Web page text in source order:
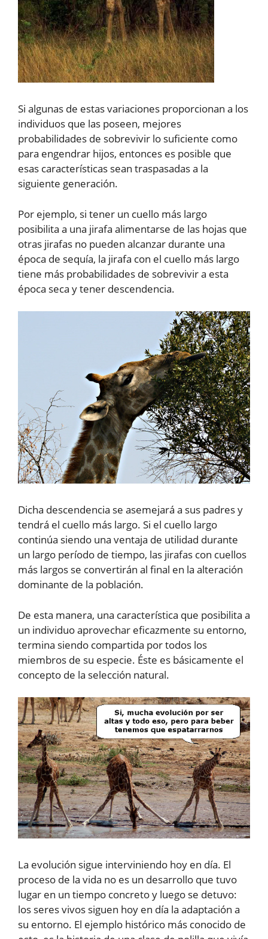
Si algunas de estas variaciones proporcionan a los
individuos que las poseen, mejores
probabilidades de sobrevivir lo suficiente como
para engendrar hijos, entonces es posible que
esas características sean traspasadas a la
siguiente generación.
Por ejemplo, si tener un cuello más largo
posibilita a una jirafa alimentarse de las hojas que
otras jirafas no pueden alcanzar durante una
época de sequía, la jirafa con el cuello más largo
tiene más probabilidades de sobrevivir a esta
época seca y tener descendencia.
Dicha descendencia se asemejará a sus padres y
tendrá el cuello más largo. Si el cuello largo
continúa siendo una ventaja de utilidad durante
un largo período de tiempo, las jirafas con cuellos
más largos se convertirán al final en la alteración
dominante de la población.
De esta manera, una característica que posibilita a
un individuo aprovechar eficazmente su entorno,
termina siendo compartida por todos los
miembros de su especie. Éste es básicamente el
concepto de la selección natural.
La evolución sigue interviniendo hoy en día. El
proceso de la vida no es un desarrollo que tuvo
lugar en un tiempo concreto y luego se detuvo:
los seres vivos siguen hoy en día la adaptación a
su entorno. El ejemplo histórico más conocido de